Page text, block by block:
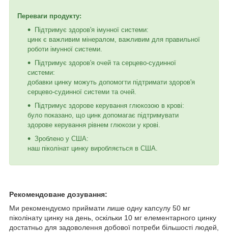
Переваги продукту:
Підтримує здоров'я імунної системи:
цинк є важливим мінералом, важливим для правильної
роботи імунної системи.
Підтримує здоров'я очей та серцево-судинної
системи:
добавки цинку можуть допомогти підтримати здоров'я
серцево-судинної системи та очей.
Підтримує здорове керування глюкозою в крові:
було показано, що цинк допомагає підтримувати
здорове керування рівнем глюкози у крові.
Зроблено у США:
наш піколінат цинку виробляється в США.
Рекомендоване дозування:
Ми рекомендуємо приймати лише одну капсулу 50 мг
піколінату цинку на день, оскільки 10 мг елементарного цинку
достатньо для задоволення добової потреби більшості людей,